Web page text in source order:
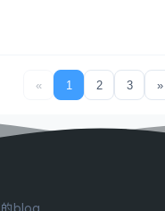
« 1 2 3 »